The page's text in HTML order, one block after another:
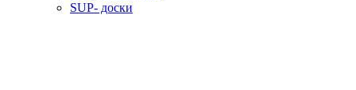
SUP- доски